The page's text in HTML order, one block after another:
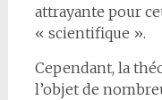
attrayante pour
« scientifique ».
Cependant, la
l’objet de